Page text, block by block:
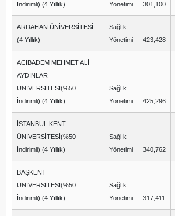
İndirimli) (4 Yıllık)
Yönetimi
301,100
ARDAHAN ÜNİVERSİTESİ
(4 Yıllık)
Sağlık
Yönetimi
423,428
ACIBADEM MEHMET ALİ
AYDINLAR
ÜNİVERSİTESİ(%50
İndirimli) (4 Yıllık)
Sağlık
Yönetimi
425,296
İSTANBUL KENT
ÜNİVERSİTESİ(%50
İndirimli) (4 Yıllık)
Sağlık
Yönetimi
340,762
BAŞKENT
ÜNİVERSİTESİ(%50
İndirimli) (4 Yıllık)
Sağlık
Yönetimi
317,411